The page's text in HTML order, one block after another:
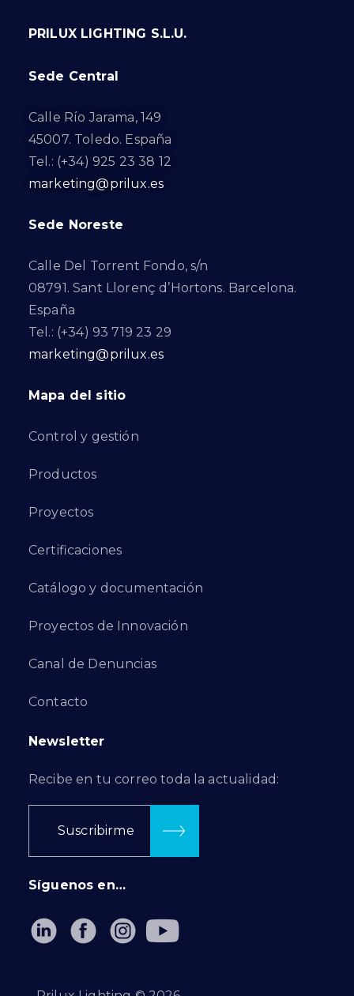
PRILUX LIGHTING S.L.U.
Sede Central
Calle Río Jarama, 149
45007. Toledo. España
Tel.: (+34) 925 23 38 12
marketing@prilux.es
Sede Noreste
Calle Del Torrent Fondo, s/n
08791. Sant Llorenç d’Hortons. Barcelona.
España
Tel.: (+34) 93 719 23 29
marketing@prilux.es
Mapa del sitio
Control y gestión
Productos
Proyectos
Certificaciones
Catálogo y documentación
Proyectos de Innovación
Canal de Denuncias
Contacto
Newsletter
Recibe en tu correo toda la actualidad:
Suscribirme
Síguenos en…